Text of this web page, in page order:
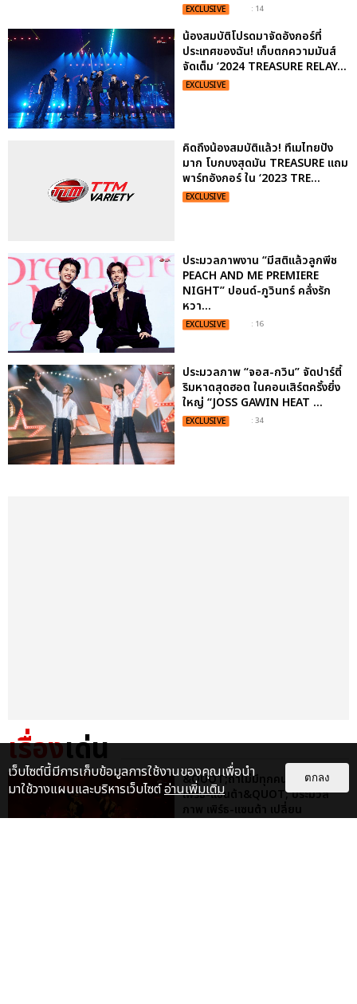
EXCLUSIVE : 14
น้องสมบัติโปรดมาจัดอังกอร์ที่
ประเทศของฉัน! เก็บตกความมันส์
จัดเต็ม ‘2024 TREASURE RELAY...
EXCLUSIVE
คิดถึงน้องสมบัติแล้ว! ทึเมไทยปัง
มาก โบกบงสุดมัน TREASURE แถม
พาร์ทอังกอร์ ใน ‘2023 TRE...
EXCLUSIVE
ประมวลภาพงาน “มีสติแล้วลูกพีช
PEACH AND ME PREMIERE
NIGHT” ปอนด์-ภูวินทร์ คลั่งรัก
หวา...
EXCLUSIVE : 16
ประมวลภาพ “จอส-กวิน” จัดปาร์ตี้
ริมหาดสุดฮอต ในคอนเสิร์ตครั้งยิ่ง
ใหญ่ “JOSS GAWIN HEAT ...
EXCLUSIVE : 34
เรื่องเด่น
&QUOT;ถ้าไม่มีทุกคนก็คงไม่มี
เพิร์ธ-แซนต้า&QUOT; ประมวล
ภาพ เพิร์ธ-แซนต้า เปลี่ยน
เว็บไซต์นี้มีการเก็บข้อมูลการใช้งานของคุณเพื่อนำ
มาใช้วางแผนและบริหารเว็บไซต์อ่านเพิ่มเติม
ตกลง